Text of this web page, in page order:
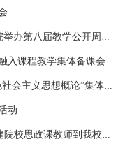
课堂展风采 研讨促提升 ——马克思主义学院举办第八届教学公开周活动
入课程教学集体备课会
马克思主义学院举办“习近平新时代中国特色社会主义思想概论”集体备课会
动
“1+N”建设马克思主义学院引航计划结对共建院校思政课教师到我校马克思主义学院参加课程教研活动